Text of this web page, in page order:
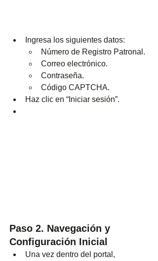
Ingresa los siguientes datos:
Número de Registro Patronal.
Correo electrónico.
Contraseña.
Código CAPTCHA.
Haz clic en “Iniciar sesión”.
Paso 2. Navegación y
Configuración Inicial
Una vez dentro del portal,